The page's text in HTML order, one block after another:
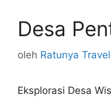
Desa
oleh Ratunya Travel
Eksplorasi Desa